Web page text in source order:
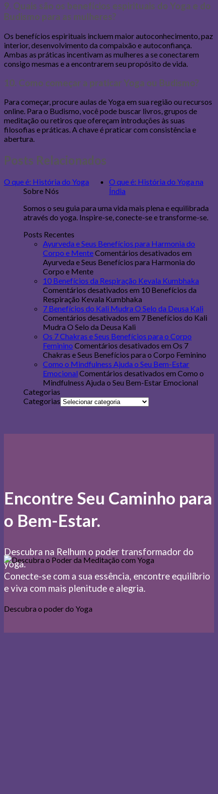
9. Quais são os benefícios espirituais do Yoga e do
Budismo para as mulheres?
Os benefícios espirituais incluem maior autoconhecimento, paz
interior, desenvolvimento da compaixão e autoconfiança.
Ambas as práticas incentivam as mulheres a se conectarem
consigo mesmas e a encontrarem seu propósito de vida.
10. Como começar a praticar Yoga ou Budismo?
Para começar, procure aulas de Yoga em sua região ou recursos
online. Para o Budismo, você pode buscar livros, grupos de
meditação ou retiros que ofereçam introduções às suas
filosofias e práticas. A chave é praticar com consistência e
abertura.
Posts Relacionados
O que é: História do Yoga
O que é: História do Yoga na
Índia
Sobre Nós
Somos o seu guia para uma vida mais plena e equilibrada
através do yoga. Inspire-se, conecte-se e transforme-se.
Posts Recentes
Ayurveda e Seus Benefícios para Harmonia do
Corpo e MenteComentários desativados em
Ayurveda e Seus Benefícios para Harmonia do
Corpo e Mente
10 Benefícios da Respiração Kevala Kumbhaka
Comentários desativados em 10 Benefícios da
Respiração Kevala Kumbhaka
7 Benefícios do Kali Mudra O Selo da Deusa Kali
Comentários desativados em 7 Benefícios do Kali
Mudra O Selo da Deusa Kali
Os 7 Chakras e Seus Benefícios para o Corpo
Feminino Comentários desativados em Os 7
Chakras e Seus Benefícios para o Corpo Feminino
Como o Mindfulness Ajuda o Seu Bem-Estar
Emocional Comentários desativados em Como o
Mindfulness Ajuda o Seu Bem-Estar Emocional
Categorias
Categorias
Encontre Seu Caminho para
o Bem-Estar.
Descubra na Relhum o poder transformador do
yoga.
Conecte-se com a sua essência, encontre equilíbrio
e viva com mais plenitude e alegria.
Descubra o poder do Yoga